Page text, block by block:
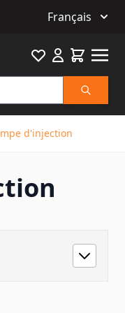
Français
FavouriteCart
d'injection